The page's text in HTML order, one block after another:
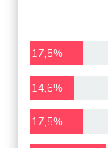
17,5%
14,6%
17,5%